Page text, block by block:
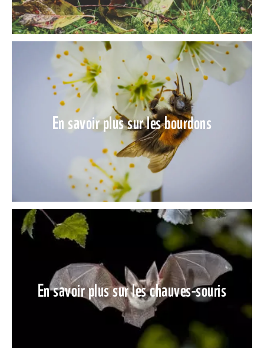
En savoir plus sur les bourdons
En savoir plus sur les chauves-souris